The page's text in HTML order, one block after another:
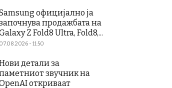
официјално ја
продажбата на
Z Fold8 Ultra, Fold8,...
07.08.2026 - 11:50
детали за
звучник на
откриваат